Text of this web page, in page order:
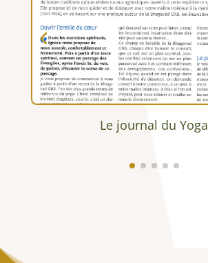
Esprit Yoga